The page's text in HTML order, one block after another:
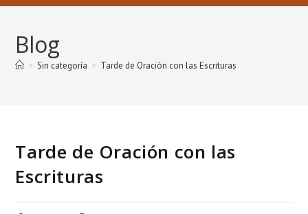
Blog
> Sin categoría > Tarde de Oración con las Escrituras
Tarde de Oración con las
Escrituras